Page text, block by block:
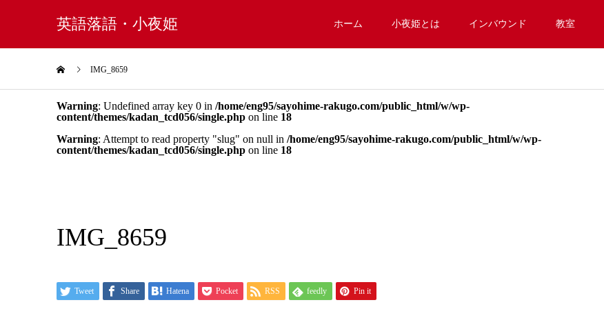
英語落語・小夜姫 ホーム 小夜姫とは インバウンド 教室
IMG_8659
Warning: Undefined array key 0 in /home/eng95/sayohime-rakugo.com/public_html/w/wp-
content/themes/kadan_tcd056/single.php on line 18
Warning: Attempt to read property "slug" on null in /home/eng95/sayohime-rakugo.com/public_html/w/wp-
content/themes/kadan_tcd056/single.php on line 18
IMG_8659
Tweet Share Hatena Pocket RSS feedly Pin it